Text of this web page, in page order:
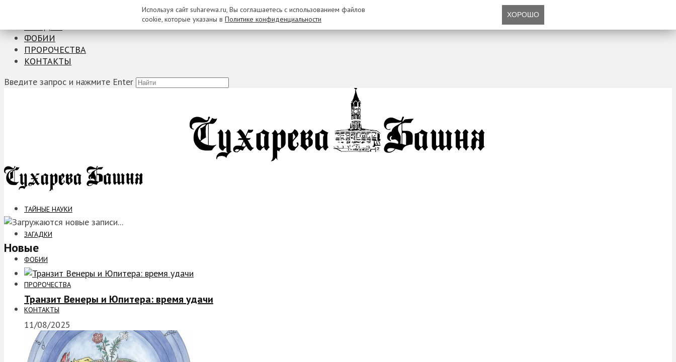
ФОБИИ
ПРОРОЧЕСТВА
КОНТАКТЫ
Введите запрос и нажмите Enter
ТАЙНЫЕ НАУКИ
ЗАГАДКИ
ФОБИИ
ПРОРОЧЕСТВА
КОНТАКТЫ
Новые
Транзит Венеры и Юпитера: время удачи
11/08/2025
Используя сайт suharewa.ru, Вы соглашаетесь с использованием файлов
cookie, которые указаны в Политике конфиденциальности ХОРОШО